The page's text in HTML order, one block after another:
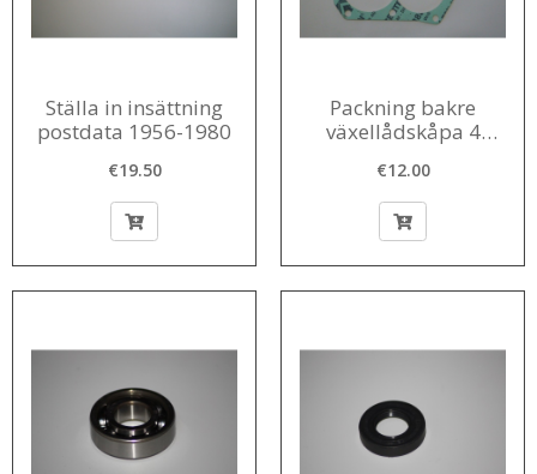
Ställa in insättning
postdata 1956-1980
€19.50
Packning bakre
växellådskåpa 4
mm / 0,5 mm
€12.00